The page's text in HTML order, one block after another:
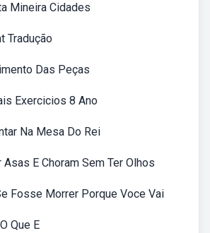
Mineira Cidades
Tradução
Das Peças
Exercicios 8 Ano
Na Mesa Do Rei
Asas E Choram Sem Ter Olhos
Fosse Morrer Porque Voce Vai
Que E